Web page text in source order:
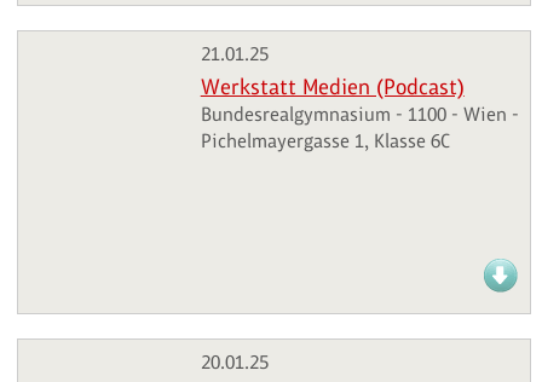
21.01.25
Werkstatt Medien (Podcast)
Bundesrealgymnasium - 1100 - Wien -
Pichelmayergasse 1, Klasse 6C
20.01.25